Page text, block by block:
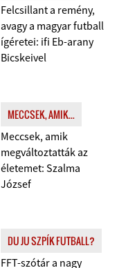
Felcsillant a remény,
avagy a magyar futball
ígéretei: ifi Eb-arany
Bicskeivel
MECCSEK, AMIK...
Meccsek, amik
megváltoztatták az
életemet: Szalma
József
DU JU SZPÍK FUTBALL?
FFT-szótár a nagy